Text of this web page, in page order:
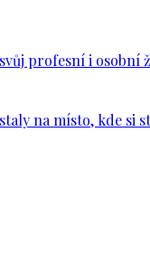
profesní i osobní
na místo, kde si